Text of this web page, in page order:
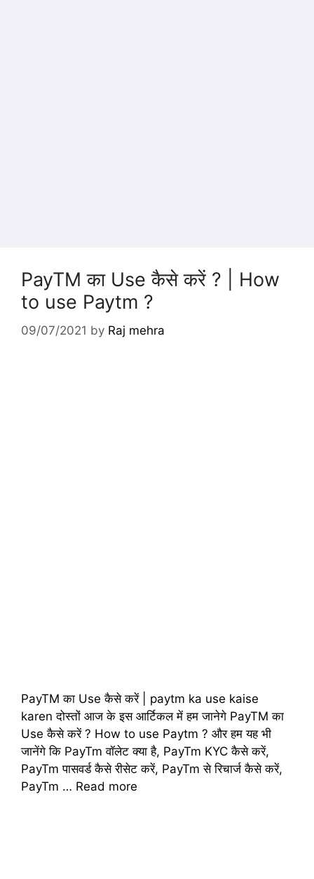
PayTM का Use कैसे करें ? | How
to use Paytm ?
09/07/2021 by Raj mehra
PayTM का Use कैसे करें | paytm ka use kaise
karen दोस्तों आज के इस आर्टिकल में हम जानेगे PayTM का
Use कैसे करें ? How to use Paytm ? और हम यह भी
जानेंगे कि PayTm वॉलेट क्या है, PayTm KYC कैसे करें,
PayTm पासवर्ड कैसे रीसेट करें, PayTm से रिचार्ज कैसे करें,
PayTm … Read more